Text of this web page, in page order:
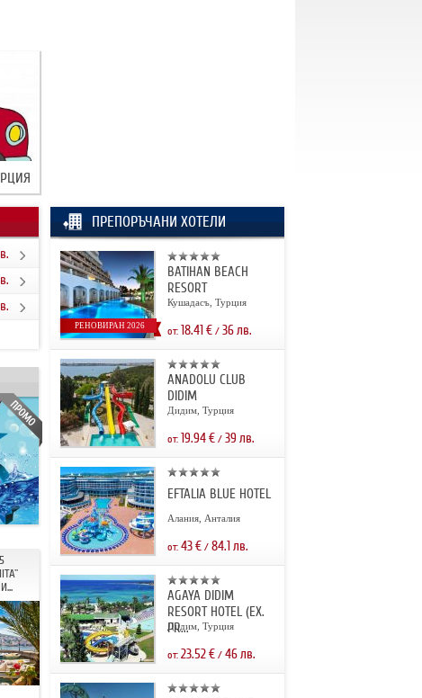
ПРЕПОРЪЧАНИ ХОТЕЛИ
РЕНОВИРАН 2026
BATIHAN BEACH
RESORT
Кушадасъ, Турция
от: 18.41€/ 36лв.
ANADOLU CLUB
DIDIM
Дидим, Турция
от: 19.94€/ 39 лв.
EFTALIA BLUE HOTEL
Алания, Анталия
от: 43€/ 84.1лв.
AGAYA DIDIM
RESORT HOTEL (EX.
PR...
Дидим, Турция
от: 23.52€/ 46лв.